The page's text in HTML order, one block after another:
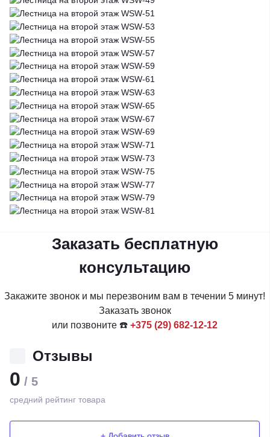
Заказать бесплатную
консультацию
Закажите звонок и мы перезвоним вам в течении 5 минут!
Заказать звонок
или позвоните ☎️ +375 (29) 682-12-12
Отзывы
0 / 5
средний рейтинг товара